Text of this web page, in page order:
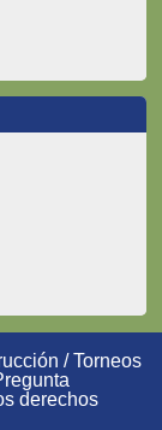
/Torneos
derechos